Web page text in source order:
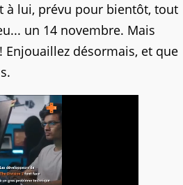
à lui, prévu pour bientôt, tout
un 14 novembre. Mais
Enjouaillez désormais, et que